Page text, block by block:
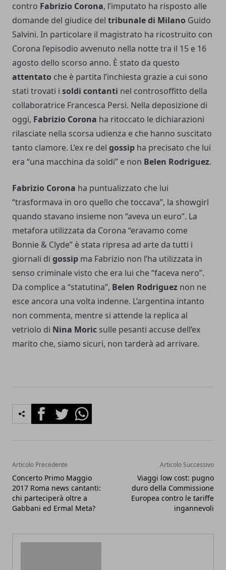
contro Fabrizio Corona, l’imputato ha risposto alle
domande del giudice del tribunale di Milano Guido
Salvini. In particolare il magistrato ha ricostruito con
Corona l’episodio avvenuto nella notte tra il 15 e 16
agosto dello scorso anno. È stato da questo
attentato che è partita l’inchiesta grazie a cui sono
stati trovati i soldi contanti nel controsoffitto della
collaboratrice Francesca Persi. Nella deposizione di
oggi, Fabrizio Corona ha ritoccato le dichiarazioni
rilasciate nella scorsa udienza e che hanno suscitato
tanto clamore. L’ex re del gossip ha precisato che lui
era “una macchina da soldi” e non Belen Rodriguez.
Fabrizio Corona ha puntualizzato che lui
“trasformava in oro quello che toccava”, la showgirl
quando stavano insieme non “aveva un euro”. La
metafora utilizzata da Corona “eravamo come
Bonnie & Clyde” è stata ripresa ad arte da tutti i
giornali di gossip ma Fabrizio non l’ha utilizzata in
senso criminale visto che era lui che “faceva nero”.
Da complice a “statutina”, Belen Rodriguez non ne
esce ancora una volta indenne. L’argentina intanto
non commenta, mentre si attende la replica al
vetriolo di Nina Moric sulle pesanti accuse dell’ex
marito che, siamo sicuri, non tarderà ad arrivare.
FacebookTwitterWhatsapp
Articolo Precedente
Concerto Primo Maggio
2017 Roma news cantanti:
chi parteciperà oltre a
Gabbani ed Ermal Meta?
Articolo Successivo
Viaggi low cost: pugno
duro della Commissione
Europea contro le tariffe
ingannevoli